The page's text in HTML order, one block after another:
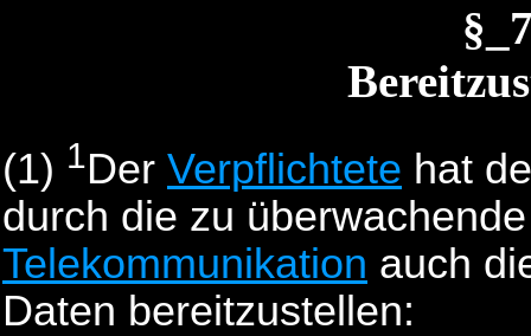
(1) 1Der Verpflichtete hat
durch die zu
Telekommunikation auch
Daten bereitzustellen: